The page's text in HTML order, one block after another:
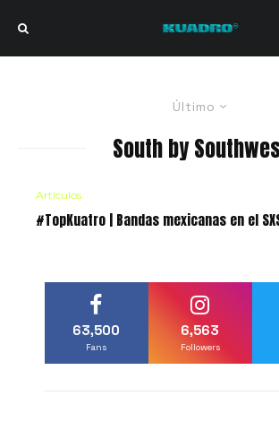
Último
South by
Artículos
#TopKuatro | Bandas mexicanas en el
63,500
Fans
6,563
Followers